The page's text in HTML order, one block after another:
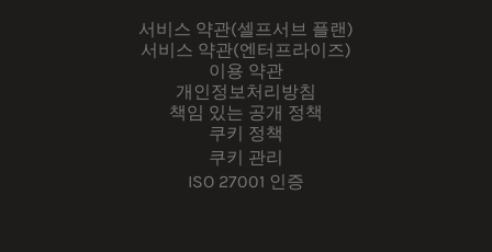
서비스 약관(셀프서브 플랜)
서비스 약관(엔터프라이즈)
이용 약관
개인정보처리방침
책임 있는 공개 정책
쿠키 정책
쿠키 관리
ISO 27001 인증